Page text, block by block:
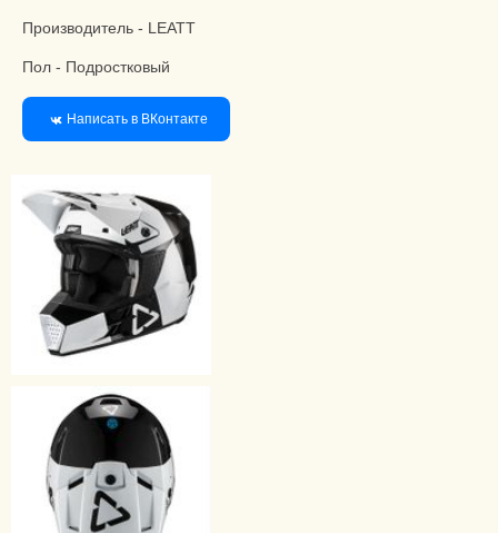
Производитель - LEATT
Пол - Подростковый
Написать в ВКонтакте